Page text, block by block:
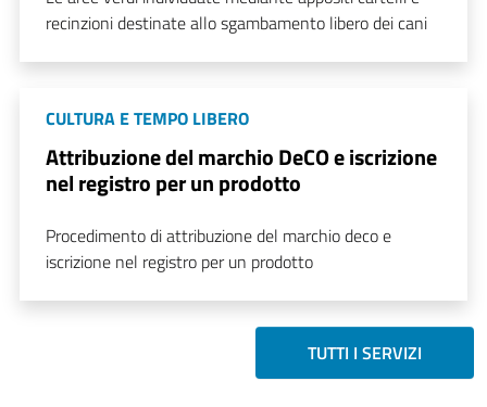
recinzioni destinate allo sgambamento libero dei cani
CULTURA E TEMPO LIBERO
Attribuzione del marchio DeCO e iscrizione
nel registro per un prodotto
Procedimento di attribuzione del marchio deco e
iscrizione nel registro per un prodotto
TUTTI I SERVIZI